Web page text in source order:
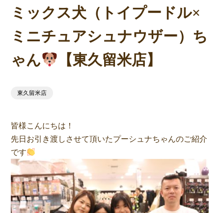
ミックス犬（トイプードル×
ミニチュアシュナウザー）ち
ゃん 【東久留米店】
東久留米店
皆様こんにちは！
先日お引き渡しさせて頂いたプーシュナちゃんのご紹介
です